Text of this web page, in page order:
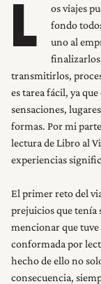
L
os viajes
fondo
uno al
transmitirlos,
es tarea fácil, ya
sensaciones,
formas. Por mi
lectura de Libro al
experiencias
El primer reto del
prejuicios que tenía
mencionar que
conformada por
hecho de ello no
consecuencia,